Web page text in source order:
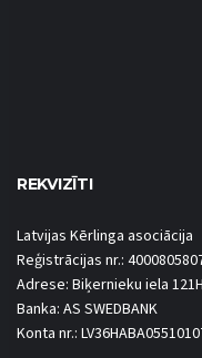
REKVIZĪTI
Latvijas Kērlinga asociācija
Reģistrācijas nr.:
Adrese: Biķernieku iela
Banka: AS SWEDBANK
Konta nr.: